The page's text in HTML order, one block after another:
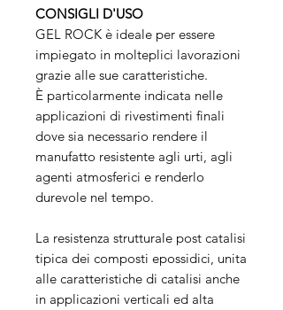
CONSIGLI D'USO
GEL ROCK è ideale per essere
impiegato in molteplici lavorazioni
grazie alle sue caratteristiche.
È particolarmente indicata nelle
applicazioni di rivestimenti finali
dove sia necessario rendere il
manufatto resistente agli urti, agli
agenti atmosferici e renderlo
durevole nel tempo.
La resistenza strutturale post catalisi
tipica dei composti epossidici, unita
alle caratteristiche di catalisi anche
in applicazioni verticali ed alta